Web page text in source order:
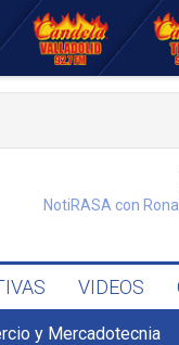
NotiRASA con
VIDEOS
y Mercadotecnia